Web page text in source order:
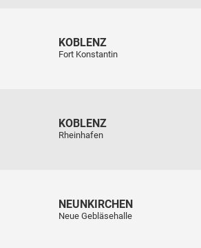
KOBLENZ
Fort Konstantin
KOBLENZ
Rheinhafen
NEUNKIRCHEN
Neue Gebläsehalle